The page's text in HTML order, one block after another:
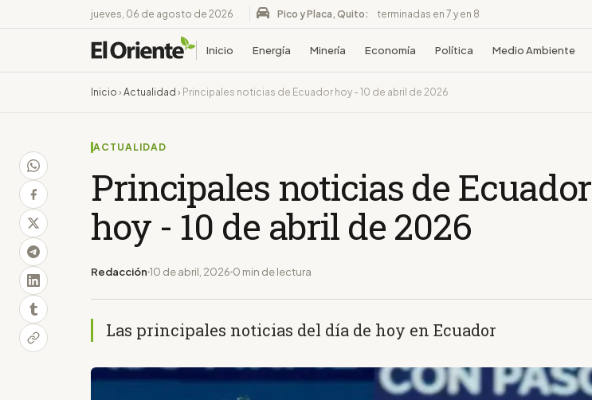
jueves, 06 de agosto de 2026 Pico y Placa, Quito: terminadas en 7 y en 8
Inicio Energía Minería Economía Política Medio Ambiente
Inicio › Actualidad › Principales noticias de Ecuador hoy - 10 de abril de 2026
ACTUALIDAD
Principales noticias de Ecuador
hoy - 10 de abril de 2026
Redacción 10 de abril, 2026 0 min de lectura
Las principales noticias del día de hoy en Ecuador